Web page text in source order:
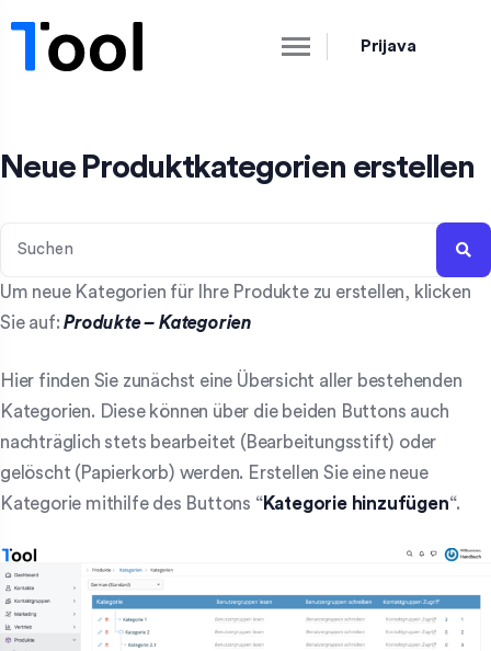
Prijava
Neue Produktkategorien erstellen
Um neue Kategorien für Ihre Produkte zu erstellen, klicken
Sie auf: Produkte – Kategorien
Hier finden Sie zunächst eine Übersicht aller bestehenden
Kategorien. Diese können über die beiden Buttons auch
nachträglich stets bearbeitet (Bearbeitungsstift) oder
gelöscht (Papierkorb) werden. Erstellen Sie eine neue
Kategorie mithilfe des Buttons “Kategorie hinzufügen“.